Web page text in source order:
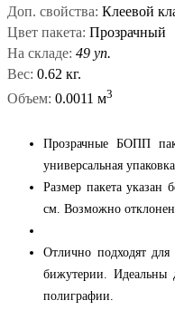
Доп. свойства: Клеевой
Цвет пакета: Прозрачный
На складе: 49 уп.
Вес: 0.62 кг.
Объем: 0.0011 м3
Прозрачные БОПП
универсальная
Размер пакета указан
см. Возможно
Отлично подходят для
бижутерии. Идеальны
полиграфии.